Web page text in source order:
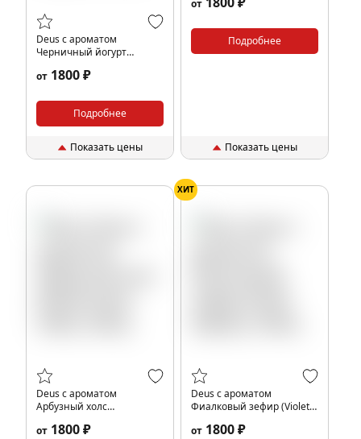
Deus с ароматом
Черничный йогурт
от 1800 ₽
Подробнее
Показать цены
от
Подробнее
Показать цены
Deus с ароматом
Арбузный холс
от 1800 ₽
ХИТ
Deus с ароматом
Фиалковый зефир (Violet
от 1800 ₽